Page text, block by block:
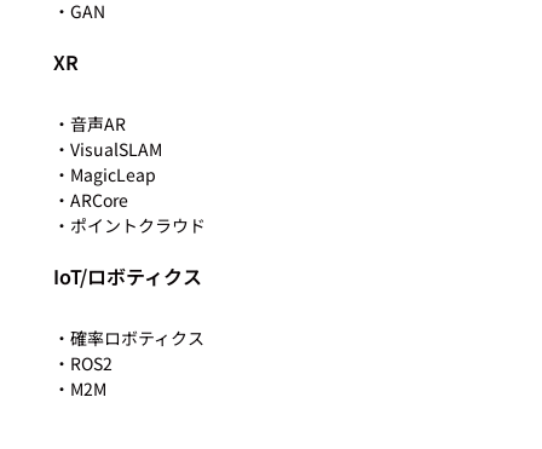
XR
・音声AR
・VisualSLAM
・MagicLeap
・ARCore
IoT/ロボティクス
・確率ロボティクス
・ROS2